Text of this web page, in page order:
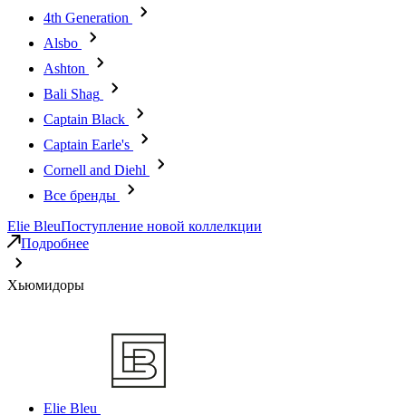
4th Generation
Alsbo
Ashton
Bali Shag
Captain Black
Captain Earle's
Cornell and Diehl
Все бренды
Elie BleuПоступление новой коллелкции
Подробнее
Хьюмидоры
Elie Bleu